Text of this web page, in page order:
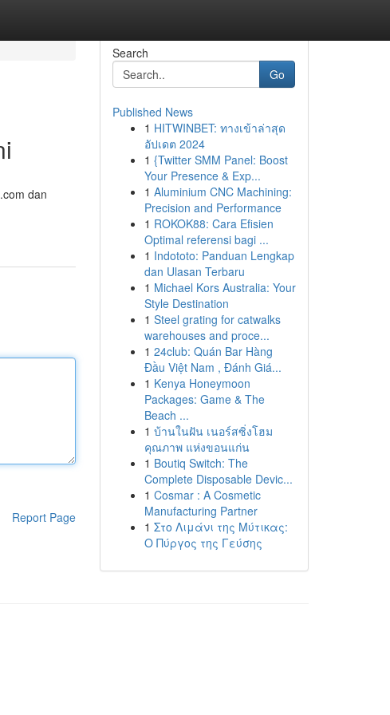
dan
Report Page
Search
Go
Published News
1 HITWINBET: ทางเข้าล่าสุด
อัปเดต 2024
1 {Twitter SMM Panel: Boost
Your Presence & Exp...
1 Aluminium CNC Machining:
Precision and Performance
1 ROKOK88: Cara Efisien
Optimal referensi bagi ...
1 Indototo: Panduan Lengkap
dan Ulasan Terbaru
1 Michael Kors Australia: Your
Style Destination
1 Steel grating for catwalks
warehouses and proce...
1 24club: Quán Bar Hàng
Đầu Việt Nam , Đánh Giá...
1 Kenya Honeymoon
Packages: Game & The
Beach ...
1 บ้านในฝัน เนอร์สซิ่งโฮม
คุณภาพ แห่งขอนแก่น
1 Boutiq Switch: The
Complete Disposable Devic...
1 Cosmar : A Cosmetic
Manufacturing Partner
1 Στο Λιμάνι της Μύτικας:
Ο Πύργος της Γεύσης